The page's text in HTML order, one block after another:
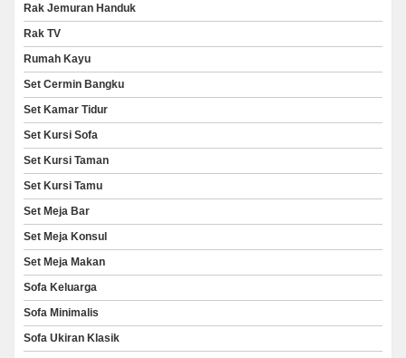
Rak Jemuran Handuk
Rak TV
Rumah Kayu
Set Cermin Bangku
Set Kamar Tidur
Set Kursi Sofa
Set Kursi Taman
Set Kursi Tamu
Set Meja Bar
Set Meja Konsul
Set Meja Makan
Sofa Keluarga
Sofa Minimalis
Sofa Ukiran Klasik